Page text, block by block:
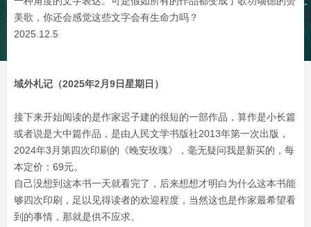
美歌，你还会感觉这些文字会有生命力吗？
2025.12.5
域外札记（2025年2月9日星期日）
接下来开始阅读的是作家迟子建的很短的一部作品，算作是小长篇
或者说是大中篇作品，是由人民文学书版社2013年第一次出版，
2024年3月第四次印刷的《晚安玫瑰》，毫无疑问我是新买的，每
本定价：69元。
自己没想到这本书一天就看完了，后来想想才明白为什么这本书能
够四次印刷，足以见得读者的欢迎程度，当然这也是作家最希望看
到的事情，那就是供不应求。